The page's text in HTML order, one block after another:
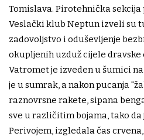
Tomislava. Pirotehnička
Veslački klub Neptun izveli su
zadovoljstvo i oduševljenje
okupljenih uzduž cijele dravske
Vatromet je izveden u šumici
je u sumrak, a nakon pucanja
raznovrsne rakete, sipana
sve u različitim bojama, tako da
Perivojem, izgledala čas